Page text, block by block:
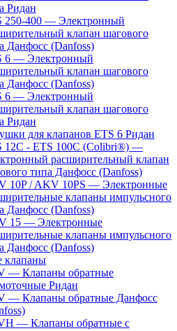
Ридан
250-400 — Электронный
клапан шагового
Данфосс (Danfoss)
6 — Электронный
клапан шагового
Данфосс (Danfoss)
6 — Электронный
клапан шагового
Ридан
для клапанов ETS 6 Ридан
12C - ETS 100C (Colibri®) —
расширительный клапан
типа Данфосс (Danfoss)
10P / AKV 10PS — Электронные
клапаны импульсного
Данфосс (Danfoss)
15 — Электронные
клапаны импульсного
Данфосс (Danfoss)
клапаны
— Клапаны обратные
Ридан
— Клапаны обратные Данфосс
— Клапаны обратные с